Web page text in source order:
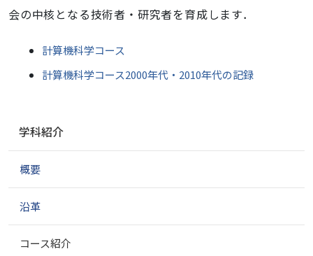
会の中核となる技術者・研究者を育成します．
計算機科学コース
計算機科学コース2000年代・2010年代の記録
ゲ
シ
ン
学科紹介
概要
沿革
コース紹介